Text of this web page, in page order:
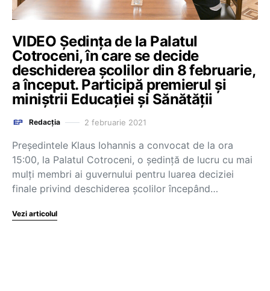
VIDEO Ședința de la Palatul
Cotroceni, în care se decide
deschiderea școlilor din 8 februarie,
a început. Participă premierul și
miniștrii Educației și Sănătății
Redacția 2 februarie 2021
Președintele Klaus Iohannis a convocat de la ora
15:00, la Palatul Cotroceni, o ședință de lucru cu mai
mulți membri ai guvernului pentru luarea deciziei
finale privind deschiderea școlilor începând…
Vezi articolul